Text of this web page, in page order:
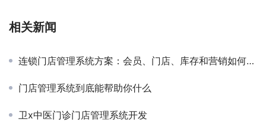
相关新闻
连锁门店管理系统方案：会员、门店、库存和营销如何打通
门店管理系统到底能帮助你什么
卫x中医门诊门店管理系统开发